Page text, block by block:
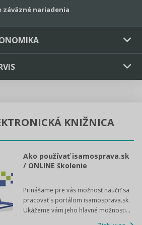
záväzné nariadenia
KNIŽNICA
Ako používať isamosprava.sk
/ ONLINE školenie
Prinášame pre vás možnosť naučiť sa
pracovať s portálom isamosprava.sk.
Ukážeme vám jeho hlavné možnosti...